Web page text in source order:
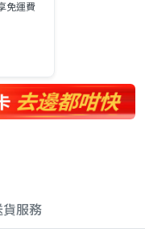
免運費
退款政策
貨服務